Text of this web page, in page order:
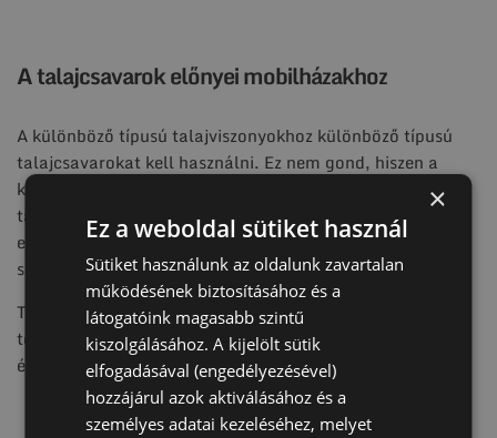
A talajcsavarok előnyei mobilházakhoz
A különböző típusú talajviszonyokhoz különböző típusú
talajcsavarokat kell használni. Ez nem gond, hiszen a
különböző talajcsavarokat különböző - kemény és puha -
talajhoz tervezték. Sőt, akár sziklába is lehet használni,
előfúrással: a sziklacsavarok könnyedén lehetővé teszik a
szikla vagy köves alaphoz való rögzítést.
További előny, hogy a talajcsavar korrózióálló (és
természetesen időjárás-álló is), nem vetemedik, így egy
életre szóló megoldás.
×
Ez a weboldal sütiket használ
Sütiket használunk az oldalunk zavartalan
működésének biztosításához és a
látogatóink magasabb szintű
kiszolgálásához. A kijelölt sütik
elfogadásával (engedélyezésével)
hozzájárul azok aktiválásához és a
személyes adatai kezeléséhez, melyet